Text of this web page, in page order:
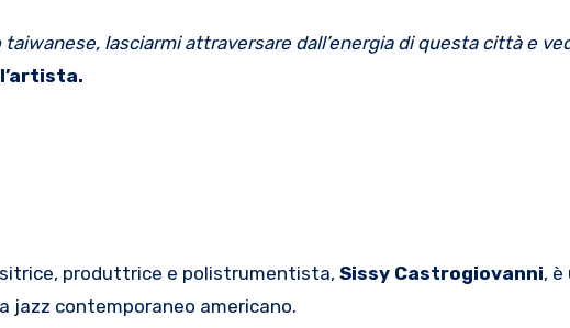
lasciarmi attraversare dall’energia di questa città e
produttrice e polistrumentista, Sissy Castrogiovanni, è
jazz contemporaneo americano.